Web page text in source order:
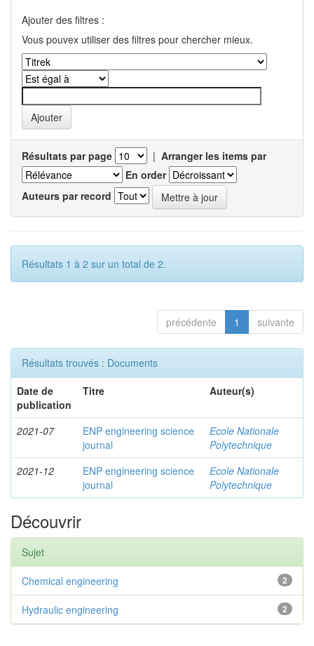
Ajouter des filtres :
Vous pouvex utiliser des filtres pour chercher mieux.
Résultats par page | Arranger les items par
En order
Auteurs par record
Résultats 1 à 2 sur un total de 2.
précédente 1 suivante
Résultats trouvés : Documents
Date de
publication
Titre Auteur(s)
2021-07
ENP engineering science
journal
Ecole Nationale
Polytechnique
2021-12
ENP engineering science
journal
Ecole Nationale
Polytechnique
Découvrir
Sujet
2
Chemical engineering
2
Hydraulic engineering